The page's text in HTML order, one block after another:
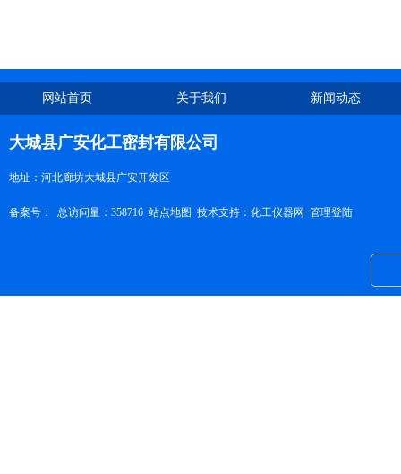
网站首页 关于我们 新闻动态
大城县广安化工密封有限公司
地址：河北廊坊大城县广安开发区
备案号： 总访问量：358716 站点地图 技术支持： 化工仪器网 管理登陆